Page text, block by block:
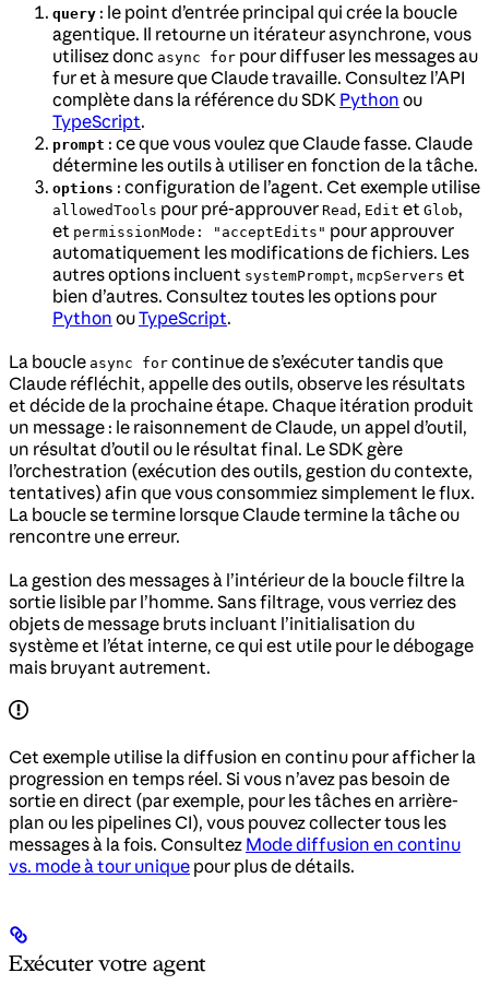
query : le point d’entrée principal qui crée la boucle
agentique. Il retourne un itérateur asynchrone, vous
utilisez donc async for pour diffuser les messages au
fur et à mesure que Claude travaille. Consultez l’API
complète dans la référence du SDK Python ou
TypeScript.
prompt : ce que vous voulez que Claude fasse. Claude
détermine les outils à utiliser en fonction de la tâche.
options : configuration de l’agent. Cet exemple utilise
allowedTools pour pré-approuver Read , Edit et Glob,
et permissionMode: "acceptEdits" pour approuver
automatiquement les modifications de fichiers. Les
autres options incluent systemPrompt, mcpServers et
bien d’autres. Consultez toutes les options pour
Python ouTypeScript.
La boucle async for continue de s’exécuter tandis que
Claude réfléchit, appelle des outils, observe les résultats
et décide de la prochaine étape. Chaque itération produit
un message : le raisonnement de Claude, un appel d’outil,
un résultat d’outil ou le résultat final. Le SDK gère
l’orchestration (exécution des outils, gestion du contexte,
tentatives) afin que vous consommiez simplement le flux.
La boucle se termine lorsque Claude termine la tâche ou
rencontre une erreur.
La gestion des messages à l’intérieur de la boucle filtre la
sortie lisible par l’homme. Sans filtrage, vous verriez des
objets de message bruts incluant l’initialisation du
système et l’état interne, ce qui est utile pour le débogage
mais bruyant autrement.
Cet exemple utilise la diffusion en continu pour afficher la
progression en temps réel. Si vous n’avez pas besoin de
sortie en direct (par exemple, pour les tâches en arrière-
plan ou les pipelines CI), vous pouvez collecter tous les
messages à la fois. Consultez Mode diffusion en continu
vs. mode à tour unique pour plus de détails.
Exécuter votre agent